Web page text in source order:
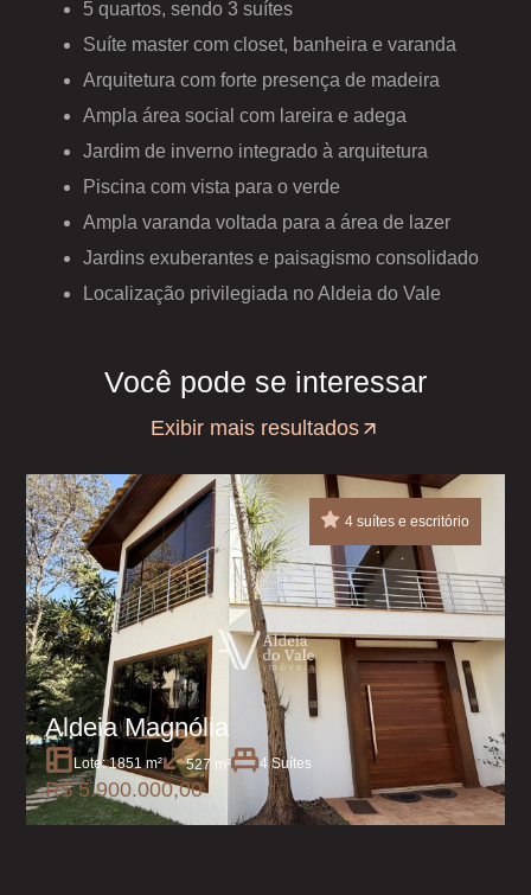
5 quartos, sendo 3 suítes
Suíte master com closet, banheira e varanda
Arquitetura com forte presença de madeira
Ampla área social com lareira e adega
Jardim de inverno integrado à arquitetura
Piscina com vista para o verde
Ampla varanda voltada para a área de lazer
Jardins exuberantes e paisagismo consolidado
Localização privilegiada no Aldeia do Vale
Você pode se interessar
Exibir mais resultados
4 suítes e escritório
Aldeia Magnólia
Lote: 1851 m² 527 m² 4 Suítes
R$ 5.900.000,00